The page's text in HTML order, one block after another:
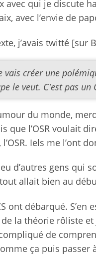
avec qui je discute
avec l’envie de
j’avais twitté [sur
vais créer une
le veut. C'est pas un
du monde,
que l’OSR voulait
l’OSR. Iels me l’ont
d’autres gens qui
allait bien au
ont débarqué.
la théorie rôliste
de
ça puis passer